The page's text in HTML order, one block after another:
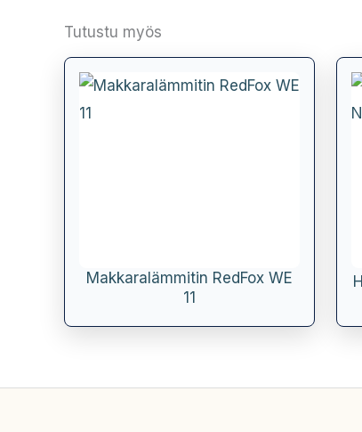
Tutustu myös
Makkaralämmitin RedFox WE
11